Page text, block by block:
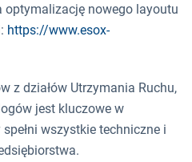
optymalizację nowego layoutu
https://www.esox-
z działów Utrzymania Ruchu,
jest kluczowe w
wszystkie techniczne i